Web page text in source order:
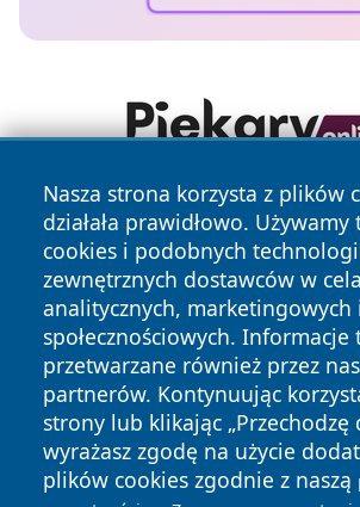
Nasza strona korzysta z plików
działała prawidłowo.
cookies i podobnych
zewnętrznych dostawców w
analitycznych, marketingowych i
społecznościowych. Informacje
przetwarzane również przez
partnerów. Kontynuując
strony lub klikając „Przechodzę
wyrażasz zgodę na użycie
plików cookies zgodnie z naszą
Copyright © 2026 wejherowski24.pl
zastrzeżone.
News Autorzy
Polityka
Prywatności